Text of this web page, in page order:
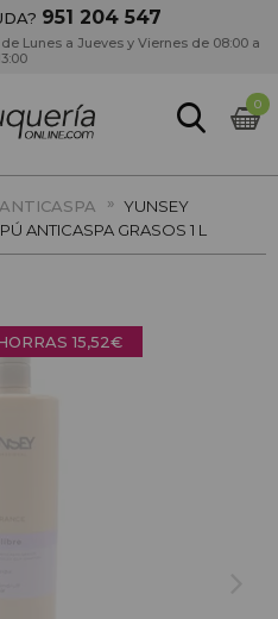
951 204 547
Lunes a Jueves y Viernes de 08:00 a
0
ANTICASPA » YUNSEY
ANTICASPA GRASOS 1 L
15,52€